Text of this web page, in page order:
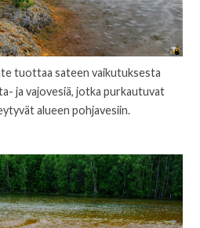
tuottaa sateen vaikutuksesta
ja vajovesiä, jotka purkautuvat
alueen pohjavesiin.